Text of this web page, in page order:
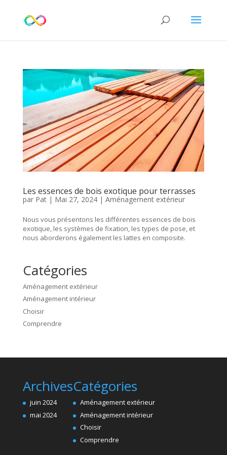
Les essences de bois exotique pour terrasses
par Pat| Mai 27, 2024| Aménagement extérieur
Nous vous présentons les différentes essences de bois
exotique, les systèmes de fixation, les types de pose, et
nous aborderons également les lattes en composite.
Catégories
Aménagement extérieur
Aménagement intérieur
Choisir
Comprendre
Archives
juin 2024
mai 2024
Catégories
Aménagement extérieur
Aménagement intérieur
Choisir
Comprendre